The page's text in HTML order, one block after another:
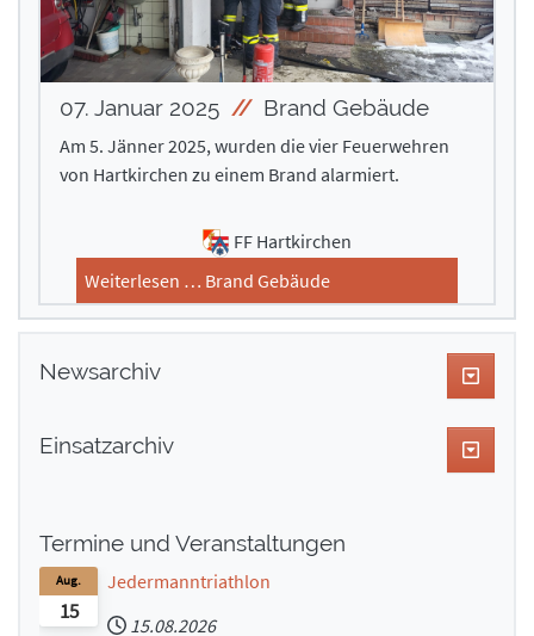
07. Januar 2025 Brand Gebäude
Am 5. Jänner 2025, wurden die vier Feuerwehren
von Hartkirchen zu einem Brand alarmiert.
FF Hartkirchen
Weiterlesen … Brand Gebäude
Newsarchiv
Einsatzarchiv
Termine und Veranstaltungen
15
Aug.
Jedermanntriathlon
15.08.2026